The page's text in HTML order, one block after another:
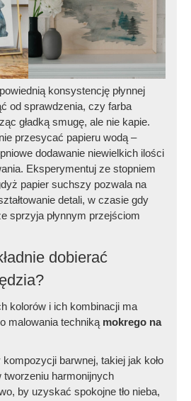
konsystencję płynnej
od sprawdzenia, czy farba
gładką smugę, ale nie kapie.
przesycać papieru wodą –
dodawanie niewielkich ilości
Eksperymentuj ze stopniem
papier suchszy pozwala na
detali, w czasie gdy
sprzyja płynnym przejściom
dobierać
kolorów i ich kombinacji ma
malowania techniką mokrego na
barwnej, takiej jak koło
tworzeniu harmonijnych
by uzyskać spokojne tło nieba,